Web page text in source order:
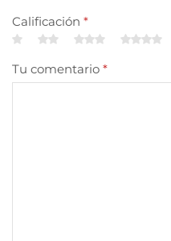
Calificación *
Tu comentario *